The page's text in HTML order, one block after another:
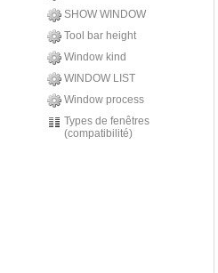
SHOW WINDOW
Tool bar height
Window kind
WINDOW LIST
Window process
Types de fenêtres
(compatibilité)